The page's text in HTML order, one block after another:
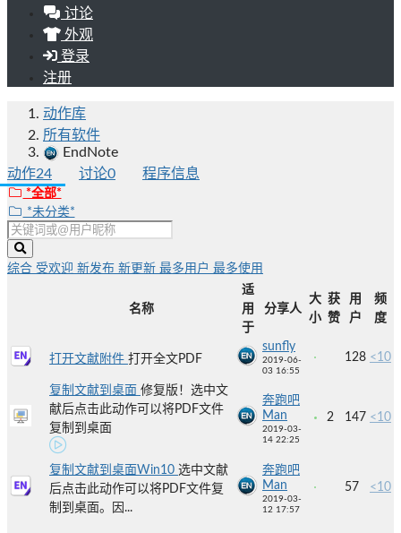
讨论
外观
登录
注册
动作库
所有软件
EndNote
动作24 讨论0 程序信息
*全部*
*未分类*
综合 受欢迎 新发布 新更新 最多用户 最多使用
名称
适
用
于
分享人
大
小
获
赞
用
户
频
度
打开文献附件 打开全文PDF
sunfly
2019-06-
03 16:55
128 <10
复制文献到桌面 修复版！选中文
献后点击此动作可以将PDF文件
复制到桌面
奔跑吧
Man
2019-03-
14 22:25
2 147 <10
复制文献到桌面Win10 选中文献
后点击此动作可以将PDF文件复
制到桌面。因...
奔跑吧
Man
2019-03-
12 17:57
57 <10